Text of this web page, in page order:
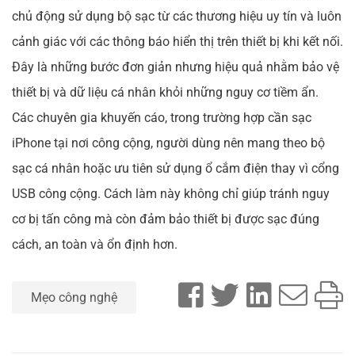
chủ động sử dụng bộ sạc từ các thương hiệu uy tín và luôn
cảnh giác với các thông báo hiển thị trên thiết bị khi kết nối.
Đây là những bước đơn giản nhưng hiệu quả nhằm bảo vệ
thiết bị và dữ liệu cá nhân khỏi những nguy cơ tiềm ẩn.
Các chuyên gia khuyến cáo, trong trường hợp cần sạc
iPhone tại nơi công cộng, người dùng nên mang theo bộ
sạc cá nhân hoặc ưu tiên sử dụng ổ cắm điện thay vì cổng
USB công cộng. Cách làm này không chỉ giúp tránh nguy
cơ bị tấn công mà còn đảm bảo thiết bị được sạc đúng
cách, an toàn và ổn định hơn.
Mẹo công nghệ